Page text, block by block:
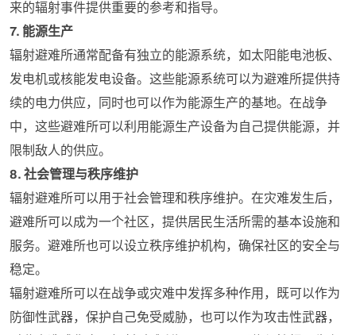
来的辐射事件提供重要的参考和指导。
7. 能源生产
辐射避难所通常配备有独立的能源系统，如太阳能电池板、
发电机或核能发电设备。这些能源系统可以为避难所提供持
续的电力供应，同时也可以作为能源生产的基地。在战争
中，这些避难所可以利用能源生产设备为自己提供能源，并
限制敌人的供应。
8. 社会管理与秩序维护
辐射避难所可以用于社会管理和秩序维护。在灾难发生后，
避难所可以成为一个社区，提供居民生活所需的基本设施和
服务。避难所也可以设立秩序维护机构，确保社区的安全与
稳定。
辐射避难所可以在战争或灾难中发挥多种作用，既可以作为
防御性武器，保护自己免受威胁，也可以作为攻击性武器，